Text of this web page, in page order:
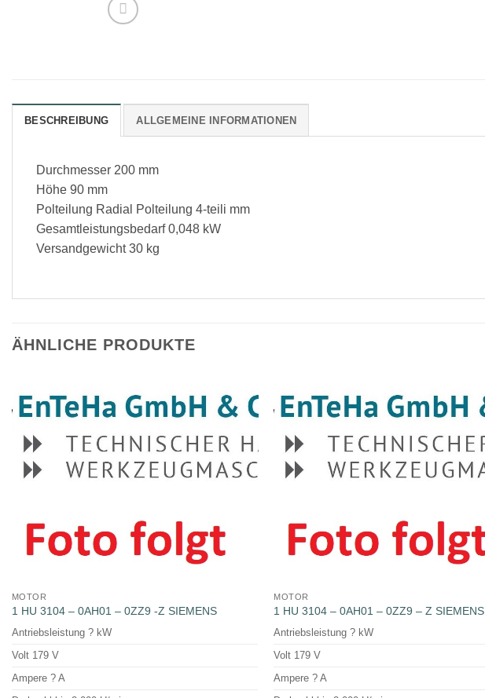
BESCHREIBUNG ALLGEMEINE INFORMATIONEN
Durchmesser 200 mm
Höhe 90 mm
Polteilung Radial Polteilung 4-teili mm
Gesamtleistungsbedarf 0,048 kW
Versandgewicht 30 kg
ÄHNLICHE PRODUKTE
MOTOR
1 HU 3104 – 0AH01 – 0ZZ9 -Z SIEMENS
Antriebsleistung ? kW
Volt 179 V
Ampere ? A
MOTOR
1 HU 3104 – 0AH01 – 0ZZ9 – Z SIEMENS
Antriebsleistung ? kW
Volt 179 V
Ampere ? A